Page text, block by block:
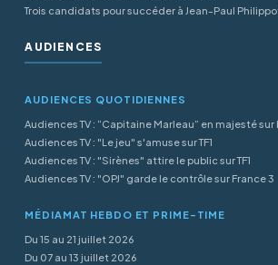
Trois candidats pour succéder à Jean-Paul
AUDIENCES
AUDIENCES QUOTIDIENNES
Audiences TV : “Capitaine Marleau” en majesté sur
Audiences TV : "Le jeu" s'amuse sur TF1
Audiences TV : "Sirènes" attire le public sur TF1
Audiences TV : "OPJ" garde le contrôle sur France 3
MÉDIAMAT HEBDO ET PRIME-TIME
Du 15 au 21 juillet 2026
Du 07 au 13 juillet 2026